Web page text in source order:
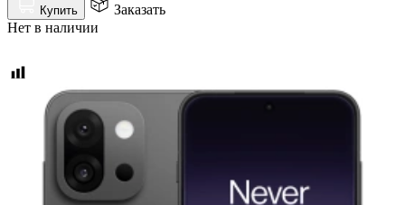
Купить
Заказать
Нет в наличии